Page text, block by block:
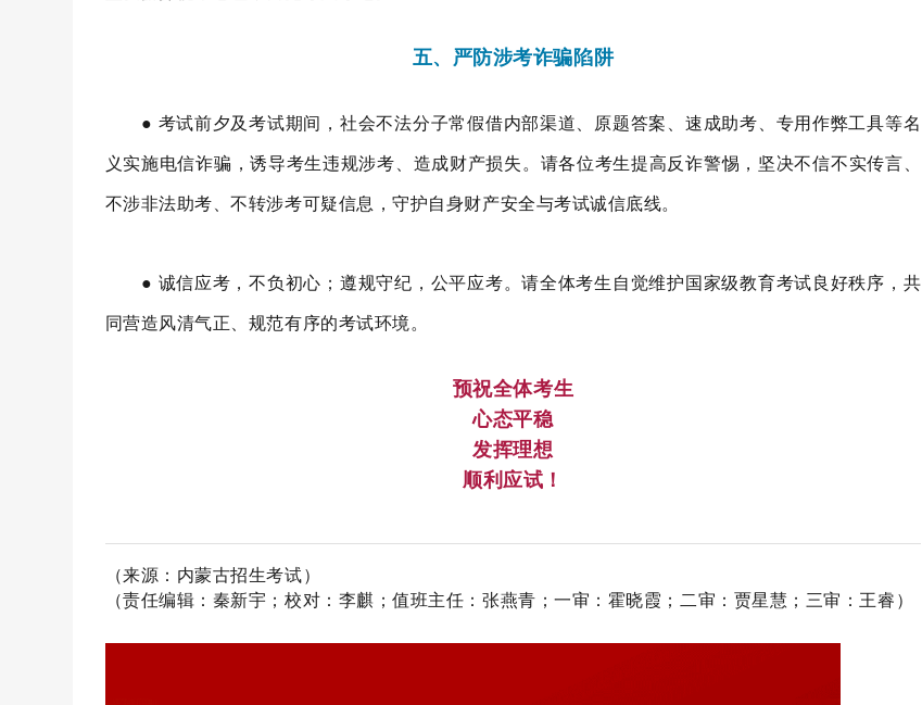
五、严防涉考诈骗陷阱
● 考试前夕及考试期间，社会不法分子常假借内部渠道、原题答案、速成助考、专用作弊工具等名
义实施电信诈骗，诱导考生违规涉考、造成财产损失。请各位考生提高反诈警惕，坚决不信不实传言、
不涉非法助考、不转涉考可疑信息，守护自身财产安全与考试诚信底线。
● 诚信应考，不负初心；遵规守纪，公平应考。请全体考生自觉维护国家级教育考试良好秩序，共
同营造风清气正、规范有序的考试环境。
预祝全体考生
心态平稳
发挥理想
顺利应试！
（来源：内蒙古招生考试）
（责任编辑：秦新宇；校对：李麒；值班主任：张燕青；一审：霍晓霞；二审：贾星慧；三审：王睿）